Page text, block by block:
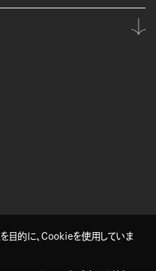
目的に、Cookieを使用していま